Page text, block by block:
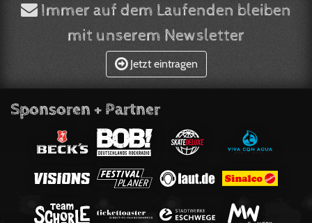
Immer auf dem Laufenden bleiben
mit unserem Newsletter
Jetzt eintragen
Sponsoren + Partner